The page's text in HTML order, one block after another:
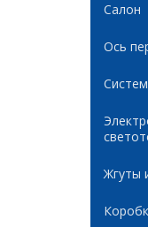
Салон
Ось
Жгуты